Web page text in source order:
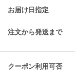
お届け日指定
注文から発送まで
クーポン利用可否